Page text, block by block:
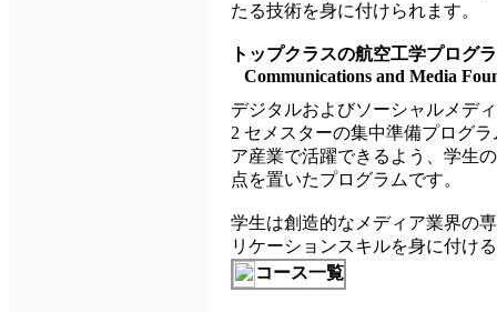
たる技術を身に付けられます。
トップクラスの航空工学プログ
Communications and Media
デジタルおよびソーシャルメデ
2 セメスターの集中準備プログ
ア産業で活躍できるよう、学生
点を置いたプログラムです。
学生は創造的なメディア業界の
リケーションスキルを身に付け
コース一覧